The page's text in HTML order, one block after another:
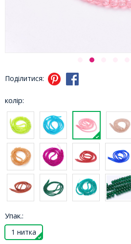
Поділитися:
колір:
Упак.:
1 нитка